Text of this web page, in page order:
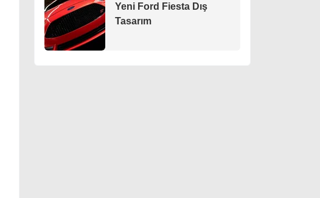
Yeni Ford Fiesta Dış
Tasarım